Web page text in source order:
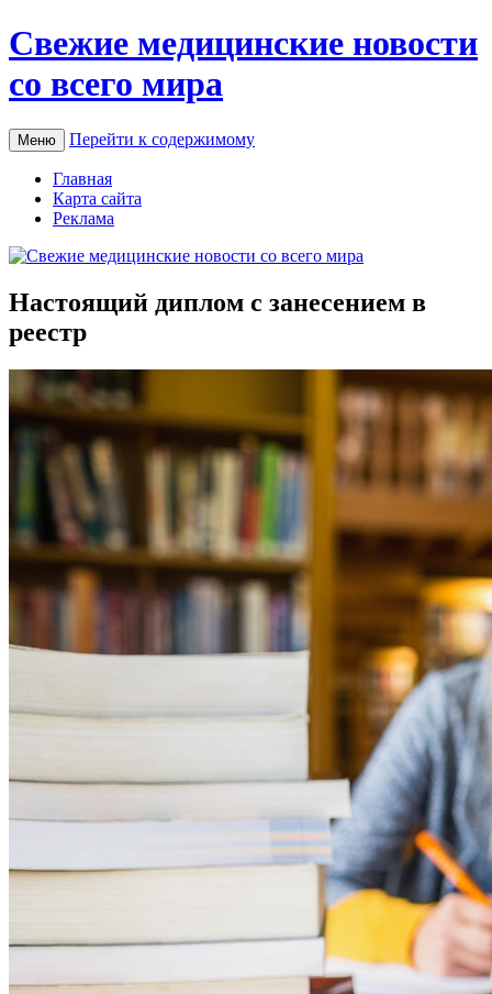
Свежие медицинские новости
со всего мира
Меню Перейти к содержимому
Главная
Карта сайта
Реклама
Настоящий диплом с занесением в
реестр